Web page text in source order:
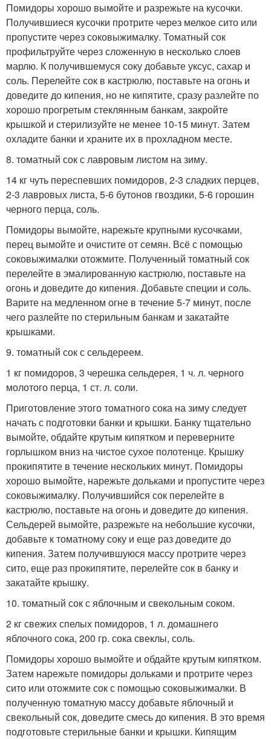
Помидоры хорошо вымойте и разрежьте на кусочки.
Получившиеся кусочки протрите через мелкое сито или
пропустите через соковыжималку. Томатный сок
профильтруйте через сложенную в несколько слоев
марлю. К получившемуся соку добавьте уксус, сахар и
соль. Перелейте сок в кастрюлю, поставьте на огонь и
доведите до кипения, но не кипятите, сразу разлейте по
хорошо прогретым стеклянным банкам, закройте
крышкой и стерилизуйте не менее 10-15 минут. Затем
охладите банки и храните их в прохладном месте.
8. томатный сок с лавровым листом на зиму.
14 кг чуть переспевших помидоров, 2-3 сладких перцев,
2-3 лавровых листа, 5-6 бутонов гвоздики, 5-6 горошин
черного перца, соль.
Помидоры вымойте, нарежьте крупными кусочками,
перец вымойте и очистите от семян. Всё с помощью
соковыжималки отожмите. Полученный томатный сок
перелейте в эмалированную кастрюлю, поставьте на
огонь и доведите до кипения. Добавьте специи и соль.
Варите на медленном огне в течение 5-7 минут, после
чего разлейте по стерильным банкам и закатайте
крышками.
9. томатный сок с сельдереем.
1 кг помидоров, 3 черешка сельдерея, 1 ч. л. черного
молотого перца, 1 ст. л. соли.
Приготовление этого томатного сока на зиму следует
начать с подготовки банки и крышки. Банку тщательно
вымойте, обдайте крутым кипятком и переверните
горлышком вниз на чистое сухое полотенце. Крышку
прокипятите в течение нескольких минут. Помидоры
хорошо вымойте, нарежьте дольками и пропустите через
соковыжималку. Получившийся сок перелейте в
кастрюлю, поставьте на огонь и доведите до кипения.
Сельдерей вымойте, разрежьте на небольшие кусочки,
добавьте к томатному соку и еще раз доведите до
кипения. Затем получившуюся массу протрите через
сито, еще раз прокипятите, перелейте сок в банку и
закатайте крышку.
10. томатный сок с яблочным и свекольным соком.
2 кг свежих спелых помидоров, 1 л. домашнего
яблочного сока, 200 гр. сока свеклы, соль.
Помидоры хорошо вымойте и обдайте крутым кипятком.
Затем нарежьте помидоры дольками и протрите через
сито или отожмите сок с помощью соковыжималки. В
полученную томатную массу добавьте яблочный и
свекольный сок, доведите смесь до кипения. В это время
подготовьте стерильные банки и крышки. Кипящим